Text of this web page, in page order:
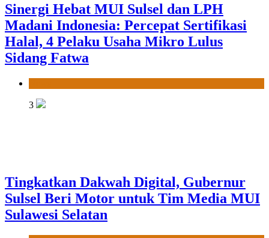
Sinergi Hebat MUI Sulsel dan LPH
Madani Indonesia: Percepat Sertifikasi
Halal, 4 Pelaku Usaha Mikro Lulus
Sidang Fatwa
3
Tingkatkan Dakwah Digital, Gubernur
Sulsel Beri Motor untuk Tim Media MUI
Sulawesi Selatan